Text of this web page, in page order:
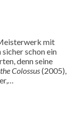
mit
schon ein
denn seine
Colossus(2005),